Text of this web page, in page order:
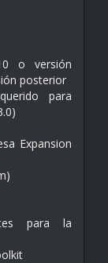
o versión
posterior
para
Expansion
para la